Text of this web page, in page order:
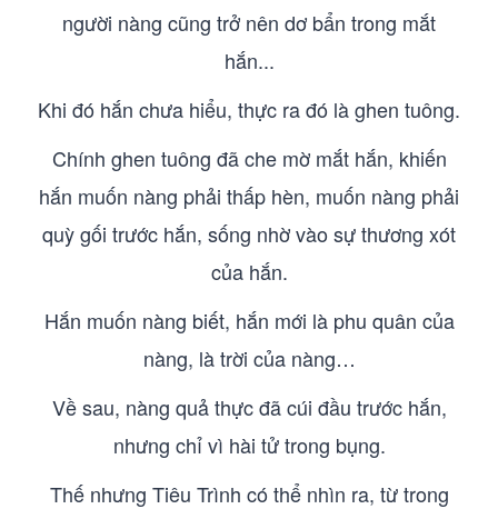
người nàng cũng trở nên dơ bẩn trong mắt
hắn...
Khi đó hắn chưa hiểu, thực ra đó là ghen tuông.
Chính ghen tuông đã che mờ mắt hắn, khiến
hắn muốn nàng phải thấp hèn, muốn nàng phải
quỳ gối trước hắn, sống nhờ vào sự thương xót
của hắn.
Hắn muốn nàng biết, hắn mới là phu quân của
nàng, là trời của nàng…
Về sau, nàng quả thực đã cúi đầu trước hắn,
nhưng chỉ vì hài tử trong bụng.
Thế nhưng Tiêu Trình có thể nhìn ra, từ trong